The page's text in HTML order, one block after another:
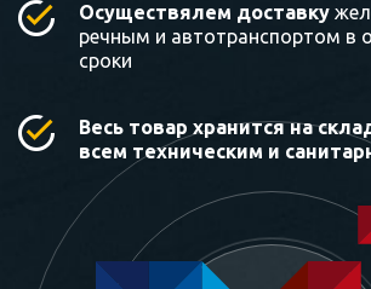
Осуществялем доставку
речным и автотранспортом в
сроки
Весь товар хранится на
всем техническим и